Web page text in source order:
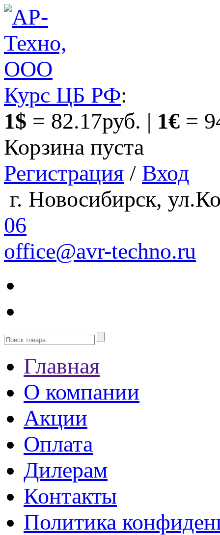
Курс ЦБ РФ:
1$ = 82.17руб. | 1€ =
Корзина пуста
Регистрация / Вход
г. Новосибирск,
06
office@avr-techno.ru
Главная
О компании
Акции
Оплата
Дилерам
Контакты
Политика